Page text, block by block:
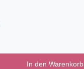
In den Warenkorb